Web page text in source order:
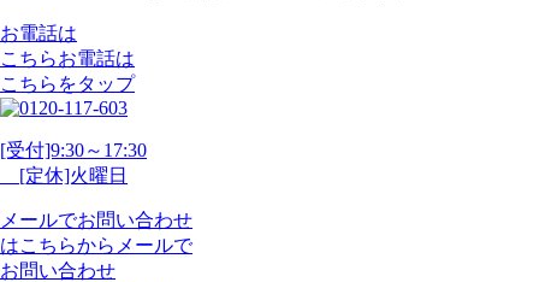
お電話は
こちらお電話は
こちらをタップ
[受付]9:30～17:30
[定休]火曜日
メールでお問い合わせ
はこちらから メールで
お問い合わせ